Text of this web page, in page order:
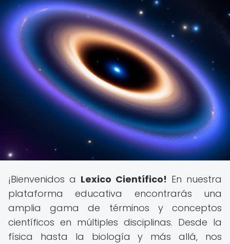
¡Bienvenidos a Lexico Científico! En nuestra
plataforma educativa encontrarás una
amplia gama de términos y conceptos
científicos en múltiples disciplinas. Desde la
física hasta la biología y más allá, nos